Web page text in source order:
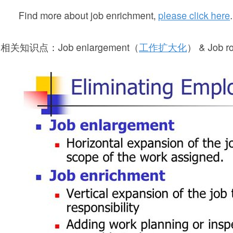
Find more about job enrichment, please click here.
相关知识点：Job enlargement（工作扩大化） & Job